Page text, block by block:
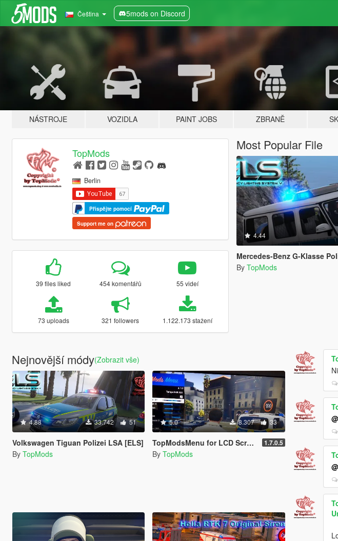
Čeština 5mods on Discord
NÁSTROJE VOZIDLA PAINT JOBS ZBRANĚ
TopMods
Berlin
Přispějte pomocí
Support me on
39 files liked 454 komentářů 55 videí
73 uploads 321 followers 1.122.173 stažení
Most Popular File
4.44
Mercedes-Benz G-Klasse
By TopMods
Nejnovější módy(Zobrazit vše)
4.88 33.742 51
Volkswagen Tiguan Polizei LSA [ELS]
By TopMods
5.0 8.307 33
TopModsMenu for LCD Screen & Mobile Traffic (Mobile Message Board) 1.7.0.5
By TopMods